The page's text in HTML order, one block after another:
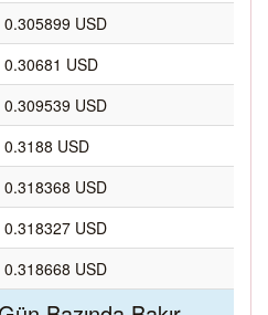
0.305899 USD
0.30681 USD
0.309539 USD
0.3188 USD
0.318368 USD
0.318327 USD
0.318668 USD